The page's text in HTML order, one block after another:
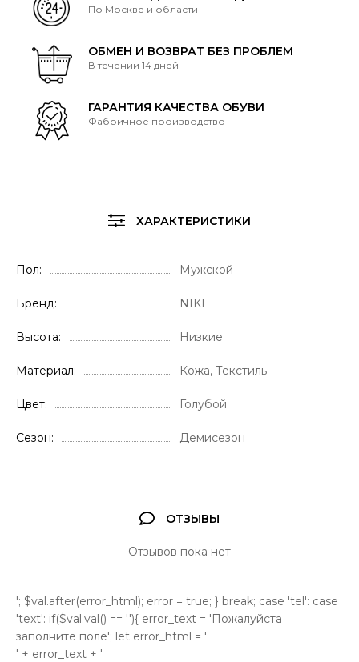
По Москве и области
ОБМЕН И ВОЗВРАТ БЕЗ ПРОБЛЕМ
В течении 14 дней
ГАРАНТИЯ КАЧЕСТВА ОБУВИ
Фабричное производство
ХАРАКТЕРИСТИКИ
Пол Мужской
Бренд NIKE
Высота Низкие
Материал Кожа, Текстиль
Цвет Голубой
Сезон Демисезон
ОТЗЫВЫ
Отзывов пока нет
'; $val.after(error_html); error = true; } break; case 'tel': case
'text': if($val.val() == ''){ error_text = 'Пожалуйста
заполните поле'; let error_html = '
' + error_text + '